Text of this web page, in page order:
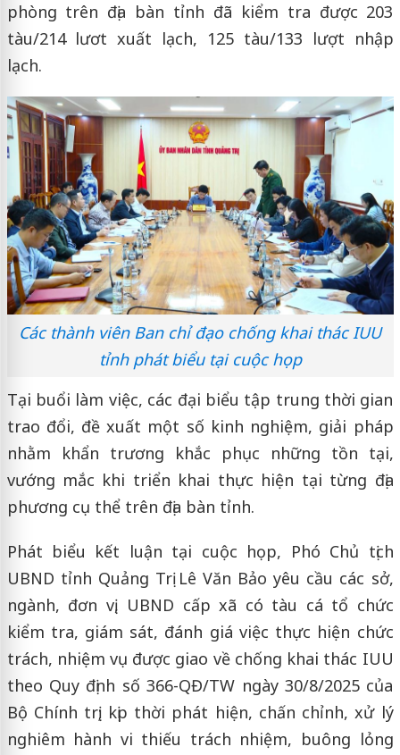
phòng trên địa bàn tỉnh đã kiểm tra được 203
tàu/214 lươt xuất lạch, 125 tàu/133 lượt nhập
lạch.
Các thành viên Ban chỉ đạo chống khai thác IUU
tỉnh phát biểu tại cuộc họp
Tại buổi làm việc, các đại biểu tập trung thời gian
trao đổi, đề xuất một số kinh nghiệm, giải pháp
nhằm khẩn trương khắc phục những tồn tại,
vướng mắc khi triển khai thực hiện tại từng địa
phương cụ thể trên địa bàn tỉnh.
Phát biểu kết luận tại cuộc họp, Phó Chủ tịch
UBND tỉnh Quảng Trị Lê Văn Bảo yêu cầu các sở,
ngành, đơn vị, UBND cấp xã có tàu cá tổ chức
kiểm tra, giám sát, đánh giá việc thực hiện chức
trách, nhiệm vụ được giao về chống khai thác IUU
theo Quy định số 366-QĐ/TW ngày 30/8/2025 của
Bộ Chính trị; kịp thời phát hiện, chấn chỉnh, xử lý
nghiêm hành vi thiếu trách nhiệm, buông lỏng